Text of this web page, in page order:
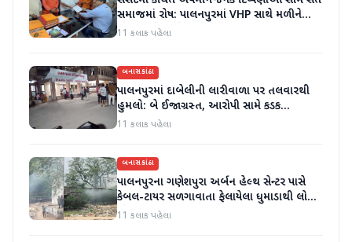
સમાજમાં રોષ: પાલનપુરમાં VHP સાથે મળીને
અધિક કલેક્ટરને આવેદનપત્ર આપ્યું
11 કલાક પહેલા
બનાસકાંઠા
પાલનપુરમાં દાબેલીની લારીવાળા પર તલવારથી
હુમલો: બે ઈજાગ્રસ્ત, આરોપી સામે કડક
કાર્યવાહીની માંગ
11 કલાક પહેલા
બનાસકાંઠા
પાલનપુરના ગણેશપુરા અર્બન હેલ્થ સેન્ટર પાસે
કેબલ-ટાયર સળગાવાતા ફેલાયેલા ધુમાડાથી લોકો
પરેશાન
11 કલાક પહેલા